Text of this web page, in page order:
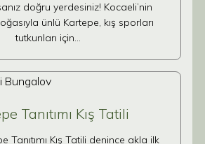
doğru yerdesiniz! Kocaeli’nin
ünlü Kartepe, kış sporları
tutkunları için…
Tanıtımı Kış Tatili
Tanıtımı Kış Tatili denince akla ilk